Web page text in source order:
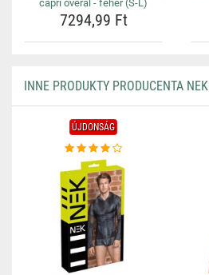
capri overál - fehér (S-L)
7294,99 Ft
INNE PRODUKTY PRODUCENTA NEK
ÚJDONSÁG